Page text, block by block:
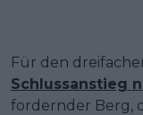
Für den
Schlussanstieg
fordernder Berg,